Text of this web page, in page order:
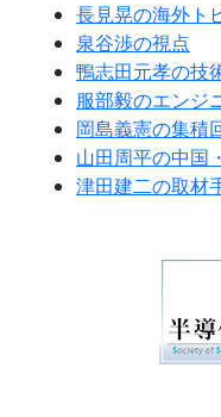
長見晃の海外ト
泉谷渉の視点
鴨志田元孝の技
服部毅のエンジ
岡島義憲の集積
山田周平の中国
津田建二の取材